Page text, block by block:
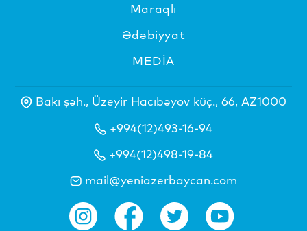
Maraqlı
Ədəbiyyat
MEDİA
Bakı şəh., Üzeyir Hacıbəyov küç., 66, AZ1000
+994(12)493-16-94
+994(12)498-19-84
mail@yeniazerbaycan.com